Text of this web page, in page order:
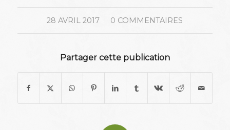
28 AVRIL 2017
/ 0 COMMENTAIRES
Partager cette publication